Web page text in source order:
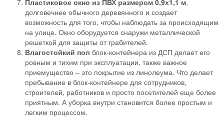
долговечнее обычного деревянного и создает
возможность для того, чтобы наблюдать за происходящим
на улице. Окно оборудуется снаружи металлической
решеткой для защиты от грабителей.
Влагостойкий пол блок-контейнера из ДСП делает его
ровным и тихим при эксплуатации, также важное
приемущество – это покрытие из линолеума. Что делает
пребывание в блок-контейнере для сотрудников,
строителей, работников и просто посетителей еще более
приятным. А уборка внутри становится более простым и
легким процессом.